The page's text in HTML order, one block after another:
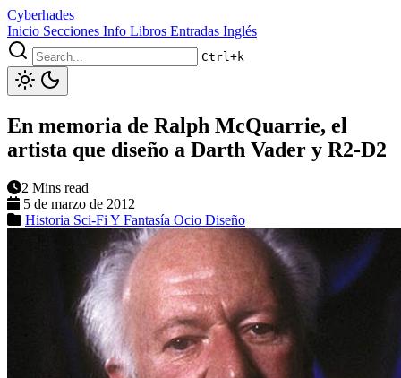
Cyberhades
Inicio Secciones Info Libros Entradas Inglés
Ctrl+k
En memoria de Ralph McQuarrie, el
artista que diseño a Darth Vader y R2-D2
2 Mins read
5 de marzo de 2012
Historia Sci-Fi Y Fantasía Ocio Diseño